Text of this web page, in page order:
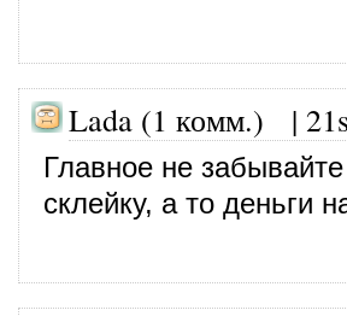
Lada (1 комм.) |
Главное не
склейку, а то деньги